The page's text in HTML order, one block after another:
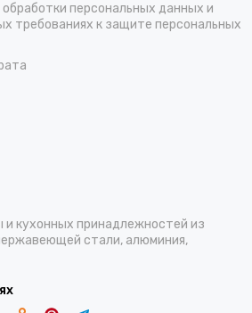
персональных данных и
требованиях к защите персональных
кухонных принадлежностей из
стали, алюминия,